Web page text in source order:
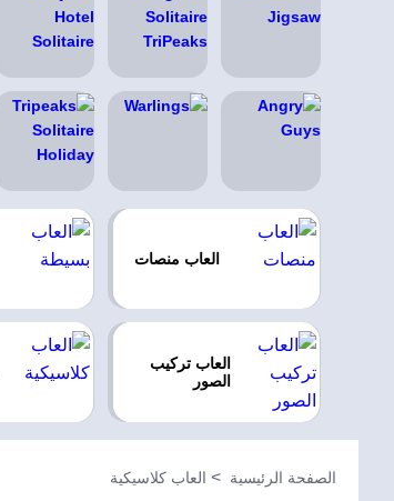
العاب منصات
العاب تركيب
الصور
الصفحة الرئيسية العاب كلاسيكية